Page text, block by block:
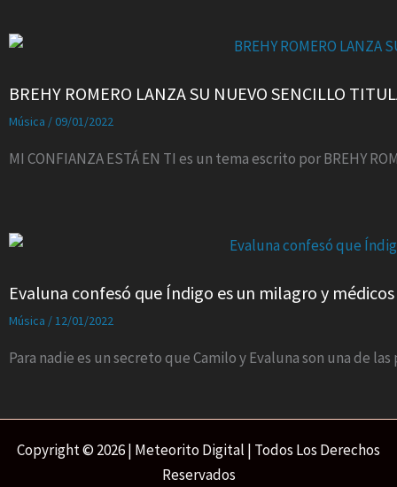
BREHY ROMERO LANZA SU NUEVO SENCILLO
Música / 09/01/2022
MI CONFIANZA ESTÁ EN TI es un tema escrito por BREHY
Evaluna confesó que Índigo es un milagro y
Música /12/01/2022
Para nadie es un secreto que Camilo y Evaluna son una de
Copyright © 2026 | Meteorito Digital | Todos Los Derechos
Reservados